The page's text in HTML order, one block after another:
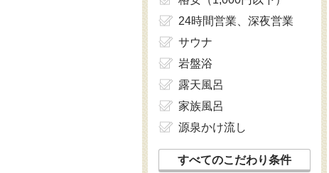
24時間営業、深夜営業
サウナ
岩盤浴
露天風呂
家族風呂
源泉かけ流し
すべてのこだわり条件